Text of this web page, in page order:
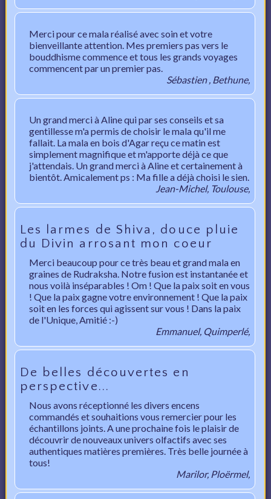
Merci pour ce mala réalisé avec soin et votre
bienveillante attention. Mes premiers pas vers le
bouddhisme commence et tous les grands voyages
commencent par un premier pas.
Sébastien , Bethune,
Un grand merci à Aline qui par ses conseils et sa
gentillesse m'a permis de choisir le mala qu'il me
fallait. La mala en bois d'Agar reçu ce matin est
simplement magnifique et m'apporte déjà ce que
j'attendais. Un grand merci à Aline et certainement à
bientôt. Amicalement ps : Ma fille a déjà choisi le sien.
Jean-Michel, Toulouse,
Les larmes de Shiva, douce pluie
du Divin arrosant mon coeur
Merci beaucoup pour ce très beau et grand mala en
graines de Rudraksha. Notre fusion est instantanée et
nous voilà inséparables ! Om ! Que la paix soit en vous
! Que la paix gagne votre environnement ! Que la paix
soit en les forces qui agissent sur vous ! Dans la paix
de l'Unique, Amitié :-)
Emmanuel, Quimperlé,
De belles découvertes en
perspective...
Nous avons réceptionné les divers encens
commandés et souhaitions vous remercier pour les
échantillons joints. A une prochaine fois le plaisir de
découvrir de nouveaux univers olfactifs avec ses
authentiques matières premières. Très belle journée à
tous!
Marilor, Ploërmel,